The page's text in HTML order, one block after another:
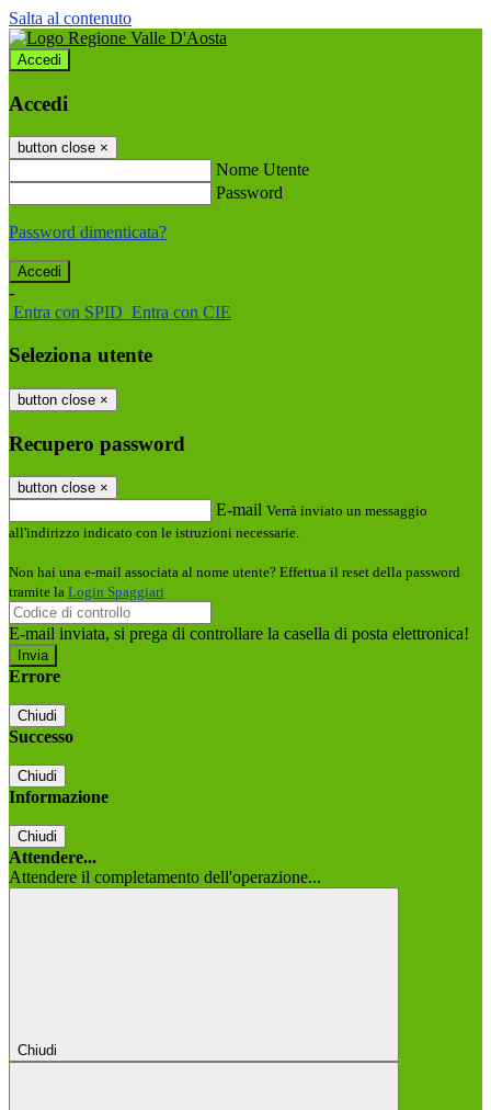
Salta al contenuto
Accedi
Accedi
button close ×
Nome Utente
Password
Password dimenticata?
-
Entra con SPID Entra con CIE
Seleziona utente
button close ×
Recupero password
button close ×
E-mail Verrà inviato un messaggio
all'indirizzo indicato con le istruzioni necessarie.
Non hai una e-mail associata al nome utente? Effettua il reset della password
tramite la Login Spaggiari
E-mail inviata, si prega di controllare la casella di posta elettronica!
Errore
Chiudi
Successo
Chiudi
Informazione
Chiudi
Attendere...
Attendere il completamento dell'operazione...
Chiudi